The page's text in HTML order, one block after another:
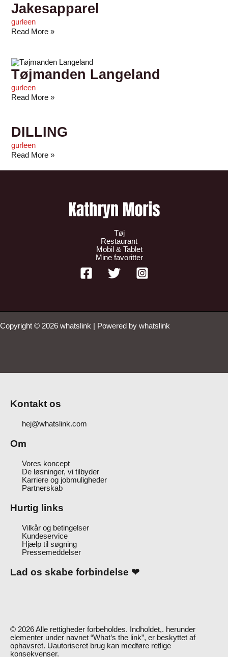
Jakesapparel
gurleen
Read More »
Tøjmanden Langeland
gurleen
Read More »
DILLING
gurleen
Read More »
Tøj
Restaurant
Mobil & Tablet
Mine favoritter
Copyright © 2026 whatslink | Powered by whatslink
Kontakt os
hej@whatslink.com
Om
Vores koncept
De løsninger, vi tilbyder
Karriere og jobmuligheder
Partnerskab
Hurtig links
Vilkår og betingelser
Kundeservice
Hjælp til søgning
Pressemeddelser
Lad os skabe forbindelse ❤
n
s
© 2026 Alle rettigheder forbeholdes. Indholdet,. herunder
elementer under navnet “What’s the link”, er beskyttet af
ophavsret. Uautoriseret brug kan medføre retlige
konsekvenser.